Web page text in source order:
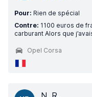
Pour: Rien de spécial
Contre: 1100 euros de
carburant Alors que
Opel Corsa